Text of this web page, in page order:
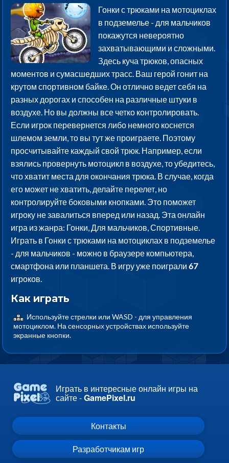
Гонки с трюками на мотоциклах
в подземелье - для мальчиков
покажутся невероятно
захватывающими и сложными.
Здесь куча трюков, опасных
моментов и сумасшедших трасс. Ваш герой гонит на
крутом спортивном байке. Он отлично ведет себя на
разных дорогах и способен на различные штуки в
воздухе. Но вы должны все четко контролировать.
Если игрок перевернется либо немного коснется
шлемом земли, то вы тут же проиграете. Поэтому
просчитывайте каждый свой трюк. Например, если
взялись провернуть мотоцикл в воздухе, то убедитесь,
что хватит места для окончания трюка. В случае, когда
его может не хватить, делайте перелет, но
контролируйте боковыми кнопками. Это поможет
игроку не завалиться вперед или назад. Эта онлайн
игра из жанра: Гонки, Для мальчиков, Спортивные.
Играть в Гонки с трюками на мотоциклах в подземелье
- для мальчиков - можно в браузере компьютера,
смартфона или планшета. В игру уже поиграли67
игроков.
Как играть
Используйте стрелки или WASD - для управления
мотоциклом. На сенсорных устройствах используйте
экранные кнопки.
Играть в интересные онлайн игры на
сайте -GamePixel.ru
Контакты
Разработчикам игр